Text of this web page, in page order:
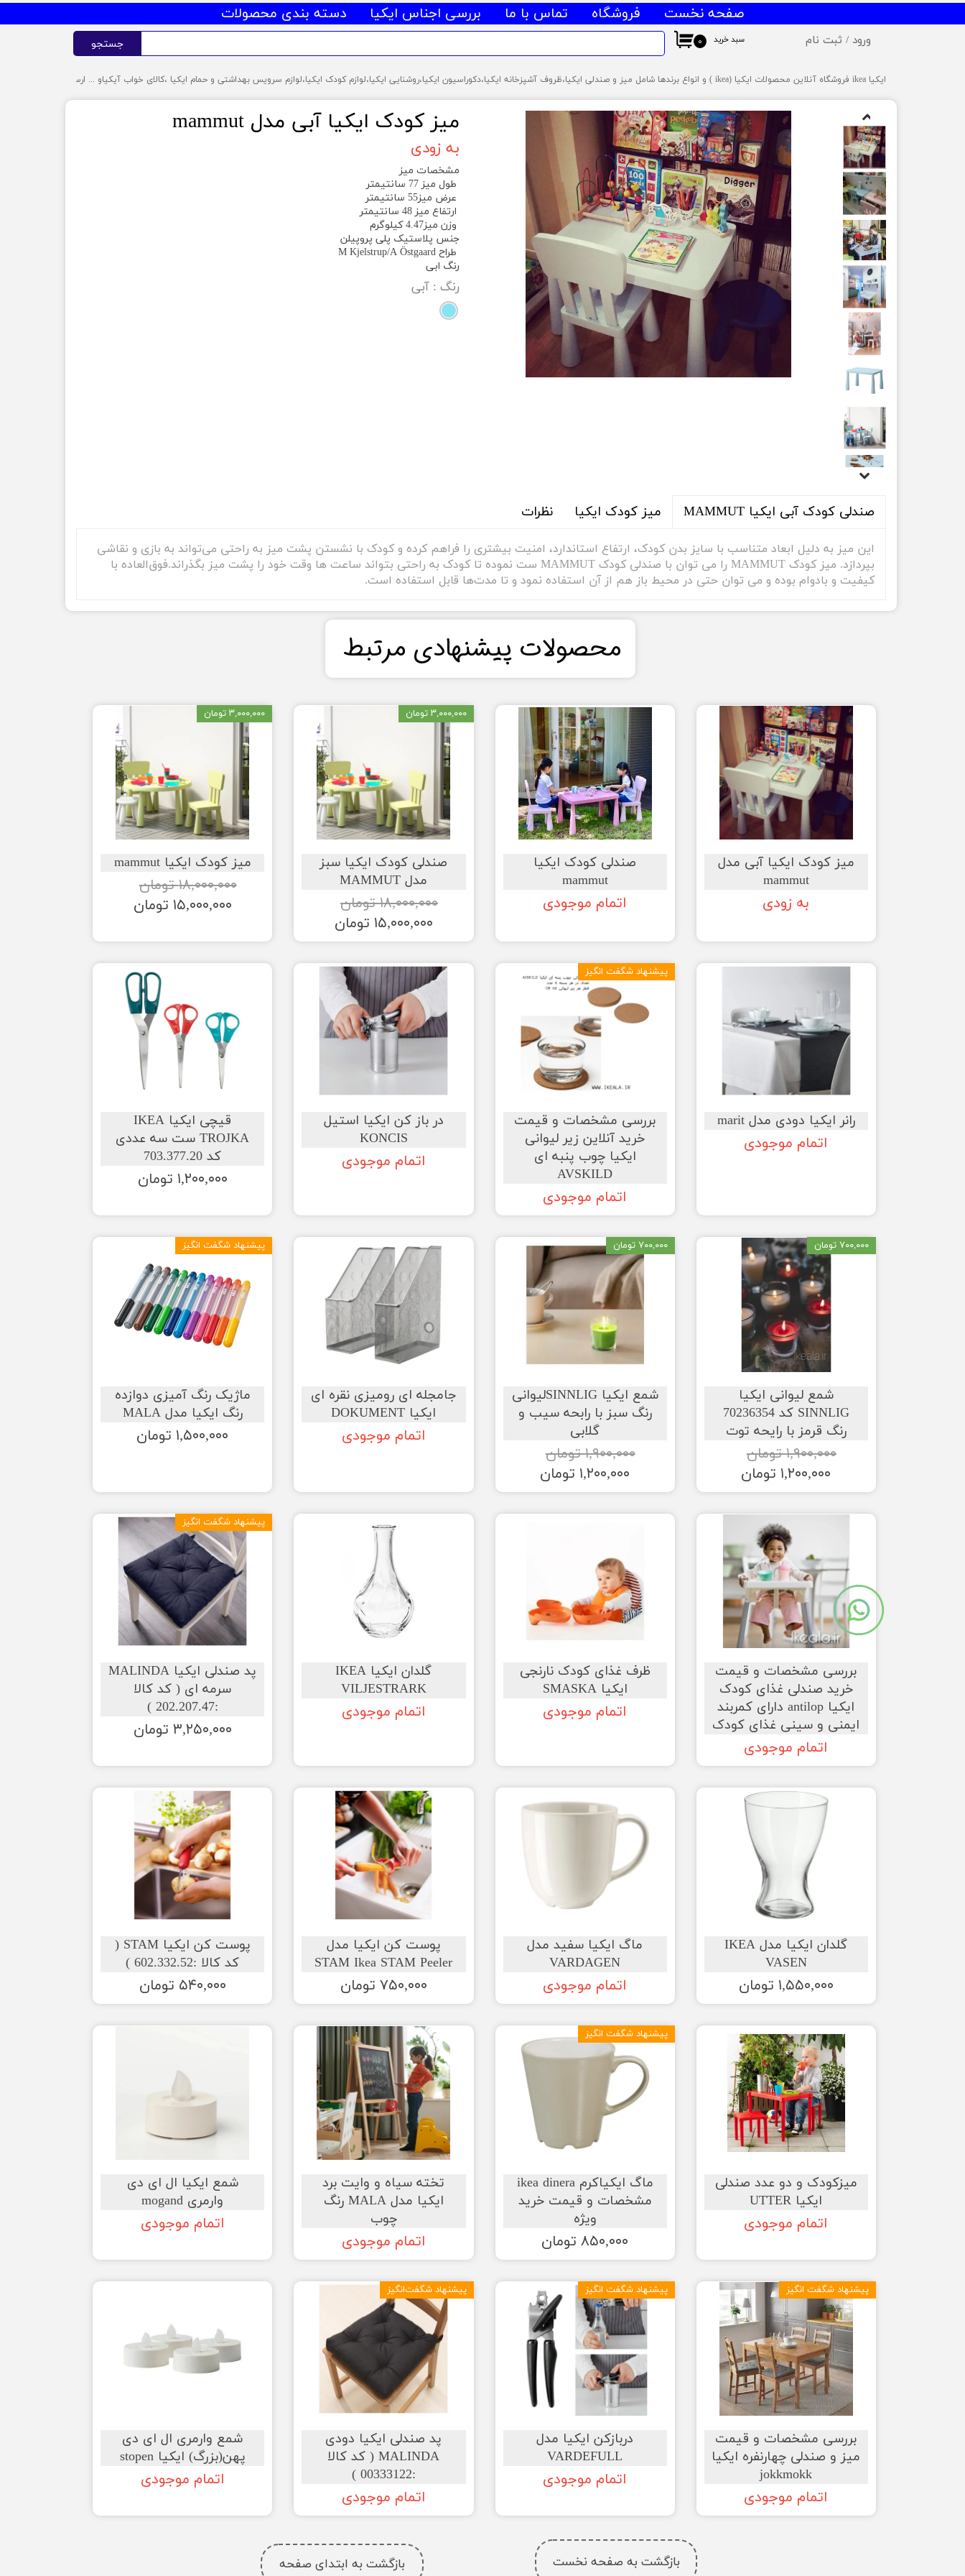
ورود / ثبت نام
سفارشات
خروج از حساب کاربری
جستجو ۰ سبد خرید
صفحه نخست فروشگاه تماس با ما بررسی اجناس ایکیا دسته بندی محصولات
ایکیا ikea فروشگاه آنلاین محصولات ایکیا (ikea ) و انواع برندها شامل میز و صندلی ایکیا،ظروف آشپزخانه ایکیا،دکوراسیون ایکیا،روشنایی ایکیا،لوازم کودک ایکیا،لوازم سرویس بهداشتی و حمام ایکیا ،کالای خواب آیکیاو ... ارسال به سراسر ایران
میز کودک ایکیا آبی مدل mammut
به زودی
مشخصات میز
طول میز 77 سانتیمتر
عرض میز55 سانتیمتر
ارتفاع میز 48 سانتیمتر
وزن میز4.47 کیلوگرم
جنس پلاستیک پلی پروپیلن
طراح M Kjelstrup/A Östgaard
رنگ ابی
رنگ : آبی
صندلی کودک آبی ایکیا MAMMUT میز کودک ایکیا نظرات
این میز به دلیل ابعاد متناسب با سایز بدن کودک، ارتفاع استاندارد، امنیت بیشتری را فراهم کرده و کودک با نشستن پشت میز به راحتی می‌تواند به بازی و نقاشی
بپردازد. میز کودک MAMMUT را می توان با صندلی کودک MAMMUT ست نموده تا کودک به راحتی بتواند ساعت ها وقت خود را پشت میز بگذراند.فوق‌العاده با
کیفیت و بادوام بوده و می توان حتی در محیط باز هم از آن استفاده نمود و تا مدت‌ها قابل استفاده است.
میز کودک ایکیا آبی مدل
mammut
به زودی
صندلی کودک ایکیا
mammut
اتمام موجودی
صندلی کودک ایکیا سبز
مدل MAMMUT
۱۸,۰۰۰,۰۰۰ تومان
۱۵,۰۰۰,۰۰۰ تومان
۳,۰۰۰,۰۰۰ تومان
میز کودک ایکیا mammut
۱۸,۰۰۰,۰۰۰ تومان
۱۵,۰۰۰,۰۰۰ تومان
۳,۰۰۰,۰۰۰ تومان
رانر ایکیا دودی مدل marit
اتمام موجودی
بررسی مشخصات و قیمت
خرید آنلاین زیر لیوانی
ایکیا چوب پنبه ای
AVSKILD
اتمام موجودی
پیشنهاد شگفت انگیز
در باز کن ایکیا استیل
KONCIS
اتمام موجودی
قیچی ایکیا IKEA
TROJKA ست سه عددی
کد 703.377.20
۱,۲۰۰,۰۰۰ تومان
شمع لیوانی ایکیا
SINNLIG کد 70236354
رنگ قرمز با رایحه توت
۱,۹۰۰,۰۰۰ تومان
۱,۲۰۰,۰۰۰ تومان
۷۰۰,۰۰۰ تومان
شمع ایکیا SINNLIGلیوانی
رنگ سبز با رابحه سیب و
گلابی
۱,۹۰۰,۰۰۰ تومان
۱,۲۰۰,۰۰۰ تومان
۷۰۰,۰۰۰ تومان
جامجله ای رومیزی نقره ای
ایکیا DOKUMENT
اتمام موجودی
ماژیک رنگ آمیزی دوازده
رنگ ایکیا مدل MALA
۱,۵۰۰,۰۰۰ تومان
پیشنهاد شگفت انگیز
بررسی مشخصات و قیمت
خرید صندلی غذای کودک
ایکیا antilop دارای کمربند
ایمنی و سینی غذای کودک
اتمام موجودی
ظرف غذای کودک نارنجی
ایکیا SMASKA
اتمام موجودی
گلدان ایکیا IKEA
VILJESTRARK
اتمام موجودی
پد صندلی ایکیا MALINDA
سرمه ای ( کد کالا
:202.207.47 )
۳,۲۵۰,۰۰۰ تومان
پیشنهاد شگفت انگیز
گلدان ایکیا مدل IKEA
VASEN
۱,۵۵۰,۰۰۰ تومان
ماگ ایکیا سفید مدل
VARDAGEN
اتمام موجودی
پوست کن ایکیا مدل
STAM Ikea STAM Peeler
۷۵۰,۰۰۰ تومان
پوست کن ایکیا STAM (
کد کالا :602.332.52 )
۵۴۰,۰۰۰ تومان
میزکودک و دو عدد صندلی
ایکیا UTTER
اتمام موجودی
ماگ ایکیاکرم ikea dinera
مشخصات و قیمت خرید
ویژه
۸۵۰,۰۰۰ تومان
پیشنهاد شگفت انگیز
تخته سیاه و وایت برد
ایکیا مدل MALA رنگ
چوب
اتمام موجودی
شمع ایکیا ال ای دی
وارمری mogand
اتمام موجودی
بررسی مشخصات و قیمت
میز و صندلی چهارنفره ایکیا
jokkmokk
اتمام موجودی
پیشنهاد شگفت انگیز
دربازکن ایکیا مدل
VARDEFULL
اتمام موجودی
پیشنهاد شگفت انگیز
پد صندلی ایکیا دودی
MALINDA ( کد کالا
:00333122 )
اتمام موجودی
پیشنهاد شگفت‌انگیز
شمع وارمری ال ای دی
پهن(بزرگ) ایکیا stopen
اتمام موجودی
​محصولات پیشنهادی مرتبط​​​​​​​
بازگشت به صفحه نخست بازگشت به ابتدای صفحه